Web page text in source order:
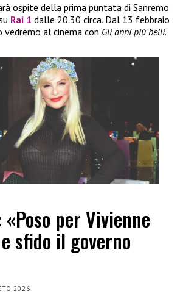
ospite della prima puntata di Sanremo
Rai 1 dalle 20.30 circa. Dal 13 febbraio
vedremo al cinema con Gli anni più belli.
per Vivienne
sfido il governo
2026